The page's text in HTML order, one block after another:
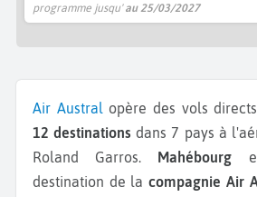
programme jusqu'au 25/03/2027
Air Austral opère des vols
12 destinations dans 7 pays à
Roland Garros. Mahébourg
destination de lacompagnie Air